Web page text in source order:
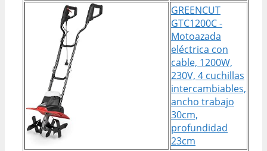
GREENCUT
GTC1200C -
Motoazada
eléctrica con
cable, 1200W,
230V, 4 cuchillas
intercambiables,
ancho trabajo
30cm,
profundidad
23cm